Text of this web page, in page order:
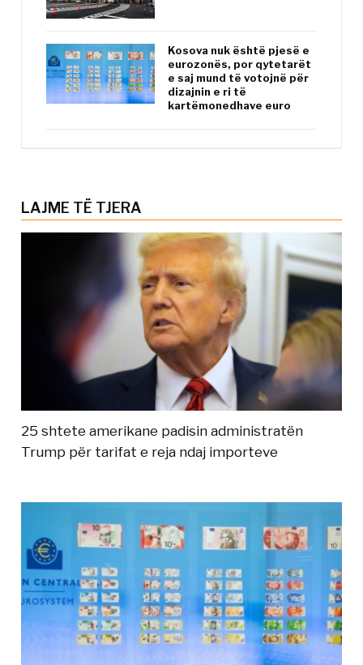
Kosova nuk është pjesë e
eurozonës, por qytetarët
e saj mund të votojnë për
dizajnin e ri të
kartëmonedhave euro
LAJME TË TJERA
25 shtete amerikane padisin administratën
Trump për tarifat e reja ndaj importeve